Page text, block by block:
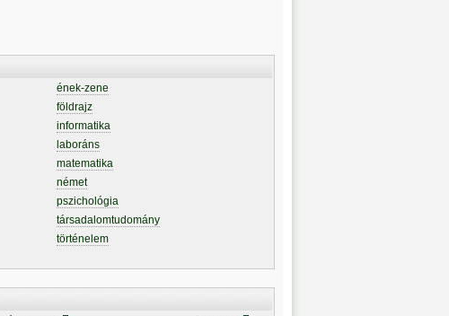
ének-zene
földrajz
informatika
laboráns
matematika
német
pszichológia
társadalomtudomány
történelem